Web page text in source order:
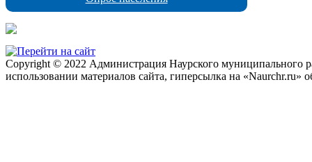
Copyright © 2022 Администрация Наурского муниципального
использовании материалов сайта, гиперсылка на «Naurchr.ru»